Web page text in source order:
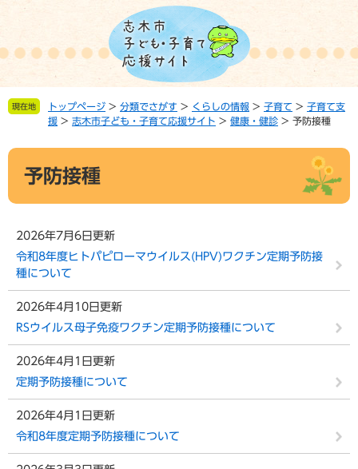
の
で
ー
ば 現在地 トップページ > 分類でさがす > くらしの情報 > 子育て > 子育て支
援 > 志木市子ども・子育て応援サイト > 健康・健診 > 予防接種
本
予防接種
2026年7月6日更新
令和8年度ヒトパピローマウイルス(HPV)ワクチン定期予防接
種について
2026年4月10日更新
RSウイルス母子免疫ワクチン定期予防接種について
2026年4月1日更新
定期予防接種について
2026年4月1日更新
令和8年度定期予防接種について